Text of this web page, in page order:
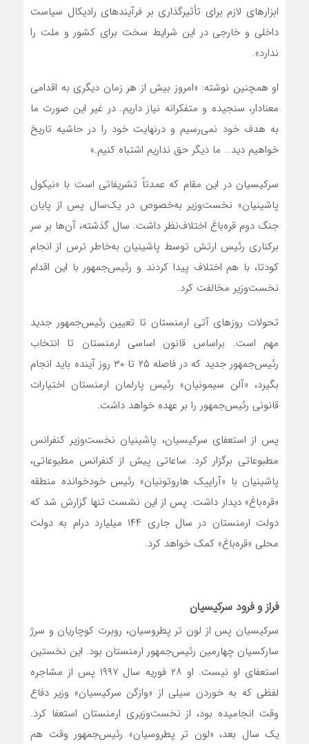
ابزارهای لازم برای تأثیرگذاری بر فرآیندهای رادیکال سیاست
داخلی و خارجی در این شرایط سخت برای کشور و ملت را
ندارد».
او همچنین نوشته: «امروز بیش از هر زمان دیگری به اقدامی
معنادار، سنجیده و متفکرانه نیاز داریم. در غیر این صورت ما
به هدف خود نمی‌رسیم و درنهایت خود را در حاشیه تاریخ
خواهیم دید… ما دیگر حق نداریم اشتباه کنیم.»
سرکیسیان در این مقام که عمدتاً تشریفاتی است با «نیکول
پاشینیان» نخست‌وزیر به‌خصوص در یک‌سال پس از پایان
جنگ دوم قره‌باغ اختلاف‌نظر داشت. سال گذشته، آن‌ها بر سر
برکناری رئیس ارتش توسط پاشینیان به‌خاطر ترس از انجام
کودتا، با هم اختلاف پیدا کردند و رئیس‌جمهور با این اقدام
نخست‌وزیر مخالفت کرد.
تحولات روزهای آتی ارمنستان تا تعیین رئیس‌جمهور جدید
مهم است. براساس قانون اساسی ارمنستان تا انتخاب
رئیس‌جمهور جدید که در فاصله ۲۵ تا ۳۰ روز آینده باید انجام
بگیرد، «آلن سیمونیان» رئیس پارلمان ارمنستان اختیارات
قانونی رئیس‌جمهور را بر عهده خواهد داشت.
پس از استعفای سرکیسیان، پاشینیان نخست‌وزیر کنفرانس
مطبوعاتی برگزار کرد. ساعاتی پیش از کنفرانس مطبوعاتی،
پاشینیان با «آراییک هاروتونیان» رئیس خودخوانده منطقه
«قره‌باغ» دیدار داشت. پس از این نشست تنها گزارش شد که
دولت ارمنستان در سال جاری ۱۴۴ میلیارد درام به دولت
محلی «قره‌باغ» کمک خواهد کرد.
فراز و فرود سرکیسیان
سرکیسیان پس از لون تر پطروسیان، روبرت کوچاریان و سرژ
سارکسیان چهارمین رئیس‌جمهور ارمنستان بود. این نخستین
استعفای او نیست. او ۲۸ فوریه سال ۱۹۹۷ پس از مشاجره
لفظی که به خوردن سیلی از «وازگن سرکیسیان» وزیر دفاع
وقت انجامیده بود، از نخست‌وزیری ارمنستان استعفا کرد.
یک سال بعد، «لون تر پطروسیان» رئیس‌جمهور وقت هم